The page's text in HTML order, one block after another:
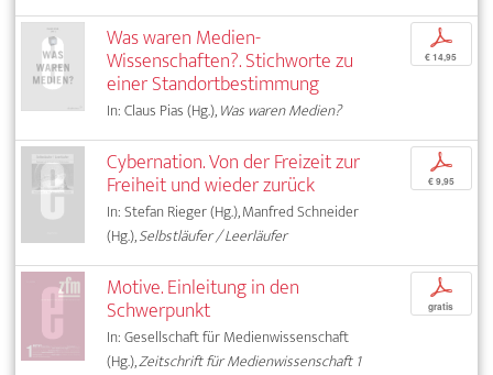
Was waren Medien-
Wissenschaften?. Stichworte zu
einer Standortbestimmung
In: Claus Pias (Hg.),Was waren Medien?
p
€ 14,95
Cybernation. Von der Freizeit zur
Freiheit und wieder zurück
In: Stefan Rieger (Hg.), Manfred Schneider
(Hg.),Selbstläufer / Leerläufer
p
€ 9,95
Motive. Einleitung in den
Schwerpunkt
In: Gesellschaft für Medienwissenschaft
(Hg.),Zeitschrift für Medienwissenschaft 1
p
gratis